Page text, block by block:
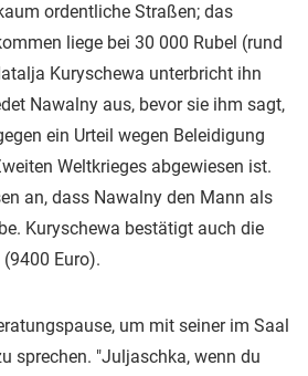
ordentliche Straßen; das
liege bei 30 000 Rubel (rund
Kuryschewa unterbricht ihn
Nawalny aus, bevor sie ihm sagt,
ein Urteil wegen Beleidigung
Weltkrieges abgewiesen ist.
an, dass Nawalny den Mann als
Kuryschewa bestätigt auch die
Euro).
um mit seiner im Saal
sprechen. "Juljaschka, wenn du